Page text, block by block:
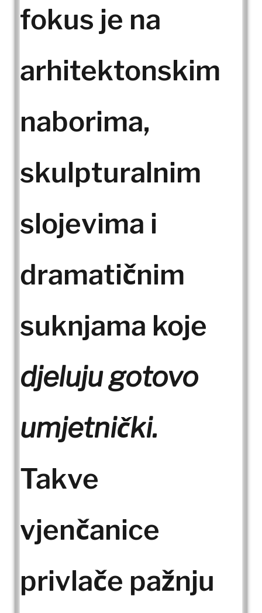
fokus je na
arhitektonskim
naborima,
skulpturalnim
slojevima i
dramatičnim
suknjama koje
djeluju gotovo
umjetnički.
Takve
vjenčanice
privlače pažnju